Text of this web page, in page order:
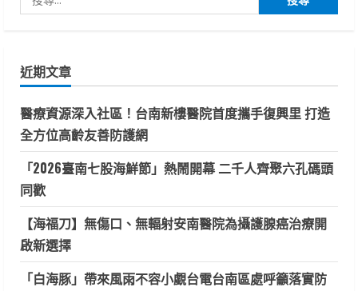
尋
字:
近期文章
醫療資源深入社區！台南新樓醫院首度攜手復興里 打造
全方位高齡友善防護網
「2026臺南七股海鮮節」熱鬧開幕 二千人齊聚六孔碼頭
同歡
【海福刀】無傷口、無輻射安南醫院為攝護腺癌治療開
啟新選擇
「白海豚」帶來風雨不容小覷台電台南區處呼籲落實防